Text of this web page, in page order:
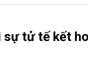
sự tử tế kết